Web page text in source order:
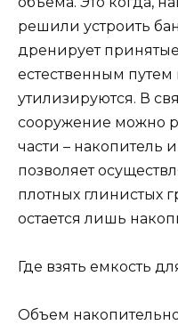
решили устроить
дренирует принятые
естественным путем
утилизируются. В
сооружение можно
части – накопитель
позволяет
плотных глинистых
остается лишь
Где взять емкость
Объем